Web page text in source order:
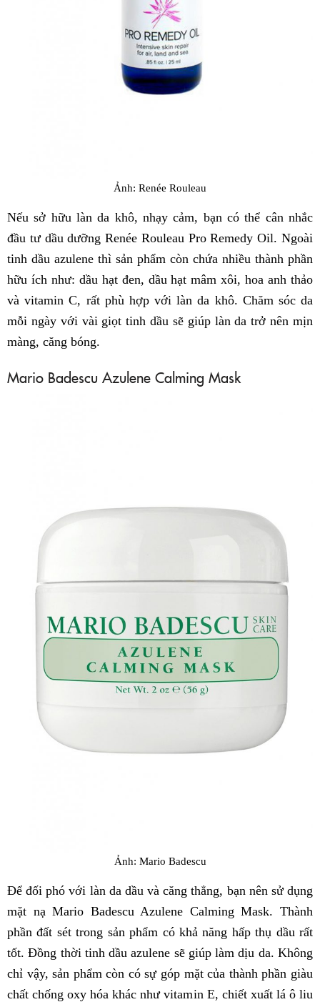
Ảnh: Renée Rouleau
Nếu sở hữu làn da khô, nhạy cảm, bạn có thể cân nhắc
đầu tư dầu dưỡng Renée Rouleau Pro Remedy Oil. Ngoài
tinh dầu azulene thì sản phẩm còn chứa nhiều thành phần
hữu ích như: dầu hạt đen, dầu hạt mâm xôi, hoa anh thảo
và vitamin C, rất phù hợp với làn da khô. Chăm sóc da
mỗi ngày với vài giọt tinh dầu sẽ giúp làn da trở nên mịn
màng, căng bóng.
Mario Badescu Azulene Calming Mask
Ảnh: Mario Badescu
Để đối phó với làn da dầu và căng thẳng, bạn nên sử dụng
mặt nạ Mario Badescu Azulene Calming Mask. Thành
phần đất sét trong sản phẩm có khả năng hấp thụ dầu rất
tốt. Đồng thời tinh dầu azulene sẽ giúp làm dịu da. Không
chỉ vậy, sản phẩm còn có sự góp mặt của thành phần giàu
chất chống oxy hóa khác như vitamin E, chiết xuất lá ô liu